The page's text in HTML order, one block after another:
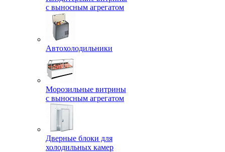
с выносным агрегатом
Автохолодильники
Морозильные витрины
с выносным агрегатом
Дверные блоки для
холодильных камер